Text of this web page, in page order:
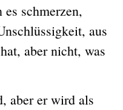
schmerzen,
aus
aber nicht, was
er wird als